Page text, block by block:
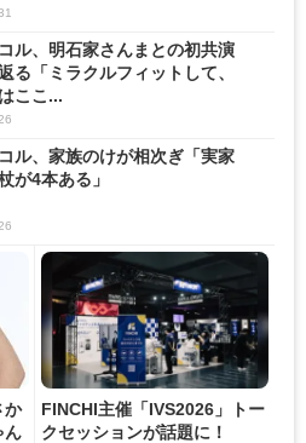
ル、明石家さんまとの初共演
る「ミラクルフィットして、
ここ...
ル、家族のけが相次ぎ「実家
が4本ある」
か
ん
FINCHI主催「IVS2026」トー
クセッションが話題に！